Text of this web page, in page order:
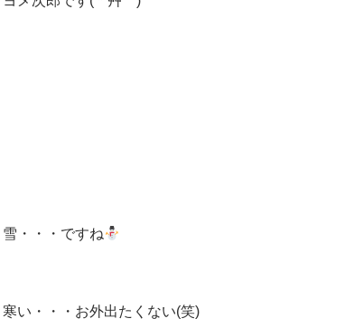
雪・・・ですね
寒い・・・お外出たくない(笑)